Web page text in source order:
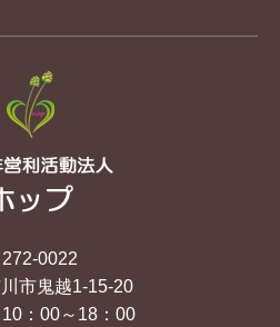
0022
市鬼越1-15-20
：00～18：00